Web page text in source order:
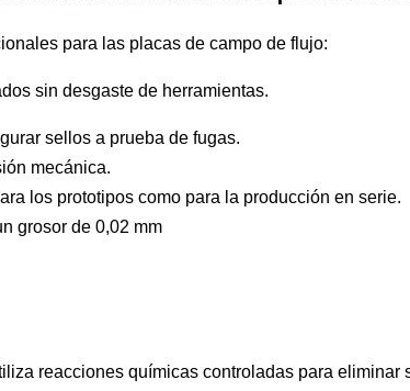
para las placas de campo de flujo:
sin desgaste de herramientas.
sellos a prueba de fugas.
mecánica.
los prototipos como para la producción en serie.
grosor de 0,02 mm
reacciones químicas controladas para